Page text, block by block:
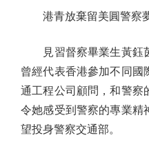
港青放棄留美圓警察
見習督察畢業生黃鈺茵
曾經代表香港參加不同國
通工程公司顧問，和警察
令她感受到警察的專業精
望投身警察交通部。